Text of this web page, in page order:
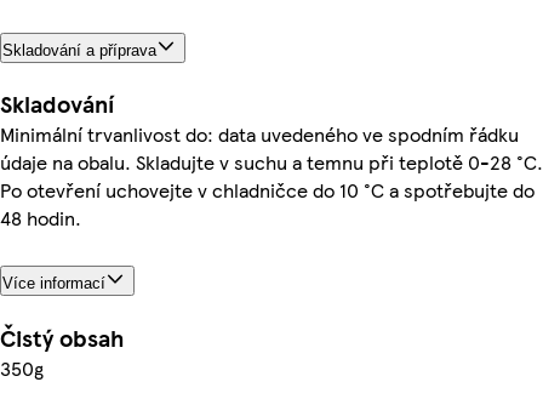
Skladování a příprava
Skladování
Minimální trvanlivost do: data uvedeného ve spodním řádku
údaje na obalu. Skladujte v suchu a temnu při teplotě 0-28 °C.
Po otevření uchovejte v chladničce do 10 °C a spotřebujte do
48 hodin.
Více informací
Čistý obsah
350g